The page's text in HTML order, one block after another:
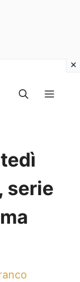
serie